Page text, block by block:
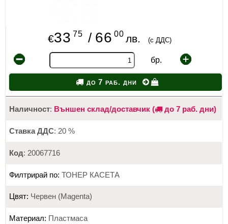
€33 75 / 66 00 лв. (с ДДС)
бр.
до 7 раб. дни
Наличност: Външен склад/доставчик ( до 7 раб. дни)
Ставка ДДС: 20 %
Код: 20067716
Филтрирай по: ТОНЕР КАСЕТА
Цвят: Червен (Magenta)
Материал: Пластмаса